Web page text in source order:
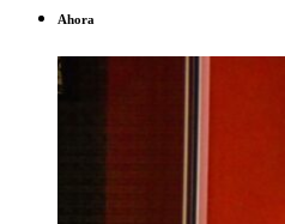
Ahora